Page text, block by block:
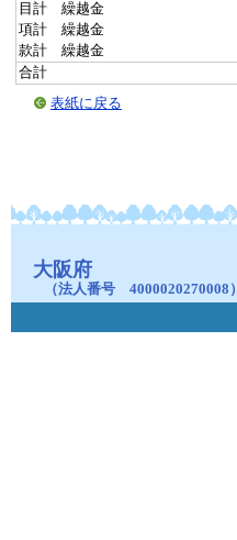
目計 繰越金
項計 繰越金
款計 繰越金
合計
表紙に戻る
大阪府
（法人番号 4000020270008）